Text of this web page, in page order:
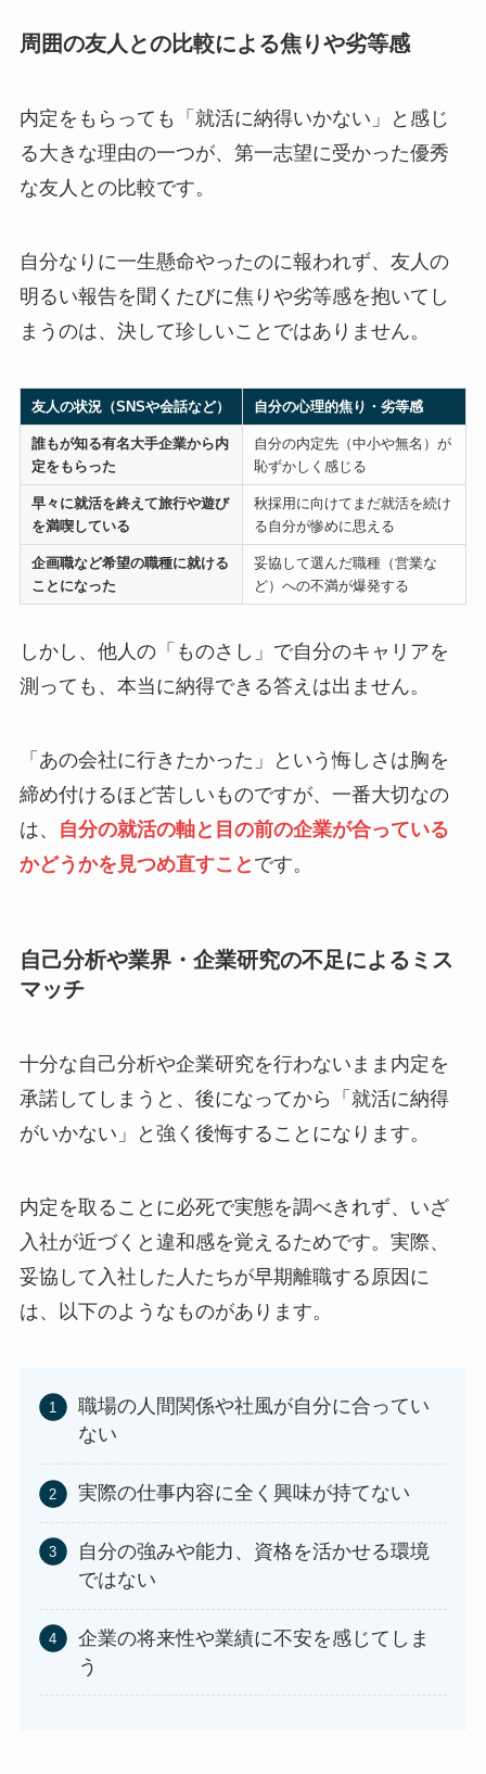
周囲の友人との比較による焦りや劣等感
内定をもらっても「就活に納得いかない」と感じ
る大きな理由の一つが、第一志望に受かった優秀
な友人との比較です。
自分なりに一生懸命やったのに報われず、友人の
明るい報告を聞くたびに焦りや劣等感を抱いてし
まうのは、決して珍しいことではありません。
友人の状況（SNSや会話など） 自分の心理的焦り・劣等感
誰もが知る有名大手企業から内
定をもらった
自分の内定先（中小や無名）が
恥ずかしく感じる
早々に就活を終えて旅行や遊び
を満喫している
秋採用に向けてまだ就活を続け
る自分が惨めに思える
企画職など希望の職種に就ける
ことになった
妥協して選んだ職種（営業な
ど）への不満が爆発する
しかし、他人の「ものさし」で自分のキャリアを
測っても、本当に納得できる答えは出ません。
「あの会社に行きたかった」という悔しさは胸を
締め付けるほど苦しいものですが、一番大切なの
は、
自分の就活の軸と目の前の企業が合っている
かどうかを見つめ直すこと です。
自己分析や業界・企業研究の不足によるミス
マッチ
十分な自己分析や企業研究を行わないまま内定を
承諾してしまうと、後になってから「就活に納得
がいかない」と強く後悔することになります。
内定を取ることに必死で実態を調べきれず、いざ
入社が近づくと違和感を覚えるためです。実際、
妥協して入社した人たちが早期離職する原因に
は、以下のようなものがあります。
職場の人間関係や社風が自分に合ってい
ない
実際の仕事内容に全く興味が持てない
自分の強みや能力、資格を活かせる環境
ではない
企業の将来性や業績に不安を感じてしま
う